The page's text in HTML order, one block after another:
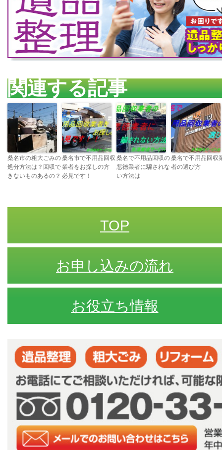
関連する記事
桑名市の粗大ごみの
処分方法は？回収で
きないものあるの？
桑名市で不用品回収
業者をお探しの方
必見です！
桑名で不用品回収の
悪徳業者に騙されな
い方法は
桑名で不用品回収
者の選び方
TOP
お申し込みの流れ
お役立ち情報